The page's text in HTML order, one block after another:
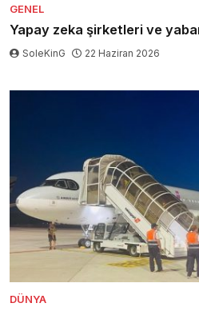
GENEL
Yapay zeka şirketleri ve
SoleKinG 22 Haziran 2026
DÜNYA